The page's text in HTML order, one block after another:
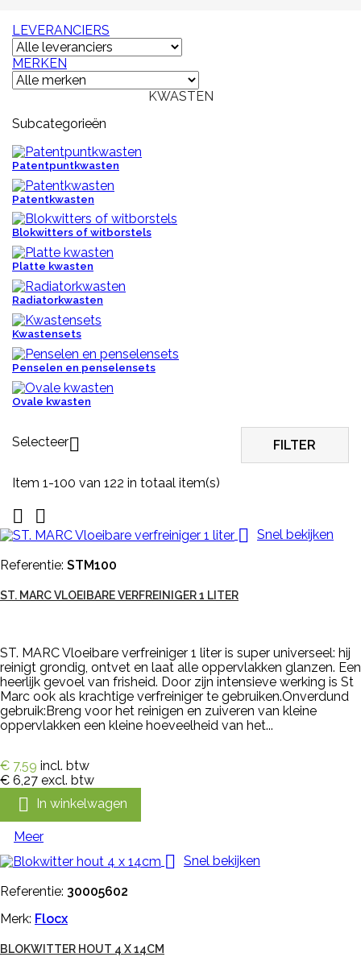
LEVERANCIERS
MERKEN
KWASTEN
Subcategorieën
Patentpuntkwasten
Patentkwasten
Blokwitters of witborstels
Platte kwasten
Radiatorkwasten
Kwastensets
Penselen en penselensets
Ovale kwasten
Selecteer FILTER
Item 1-100 van 122 in totaal item(s)


 Snel bekijken
Referentie: STM100
ST. MARC VLOEIBARE VERFREINIGER 1 LITER
ST. MARC Vloeibare verfreiniger 1 liter is super universeel: hij
reinigt grondig, ontvet en laat alle oppervlakken glanzen. Een
heerlijk gevoel van frisheid. Door zijn intensieve werking is St
Marc ook als krachtige verfreiniger te gebruiken.Onverdund
gebruik:Breng voor het reinigen en zuiveren van kleine
oppervlakken een kleine hoeveelheid van het...
€ 7,59 incl. btw
€ 6,27 excl. btw
 In winkelwagen
Meer
 Snel bekijken
Referentie: 30005602
Merk: Flocx
BLOKWITTER HOUT 4 X 14CM